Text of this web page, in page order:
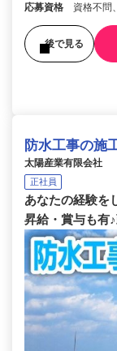
応募資格 資格不問
後で見る
防水工事の施
太陽産業有限会社
正社員
あなたの経験を
昇給・賞与も有